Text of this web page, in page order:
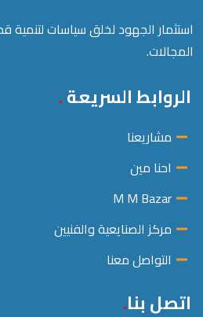
استثمار الجهود لخلق سياسات
المجالات.
الروابط السريعة
مشاريعنا
احنا مين
M M Bazar
مركز الصنايعية والفنيين
التواصل معنا
اتصل بنا